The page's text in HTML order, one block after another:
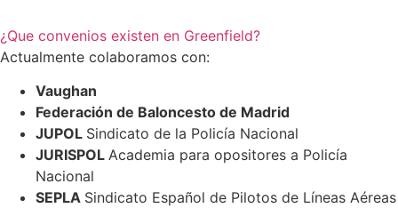
¿Que convenios existen en Greenfield?
Actualmente colaboramos con:
Vaughan
Federación de Baloncesto de Madrid
JUPOL Sindicato de la Policía Nacional
JURISPOL Academia para opositores a Policía
Nacional
SEPLA Sindicato Español de Pilotos de Líneas Aéreas